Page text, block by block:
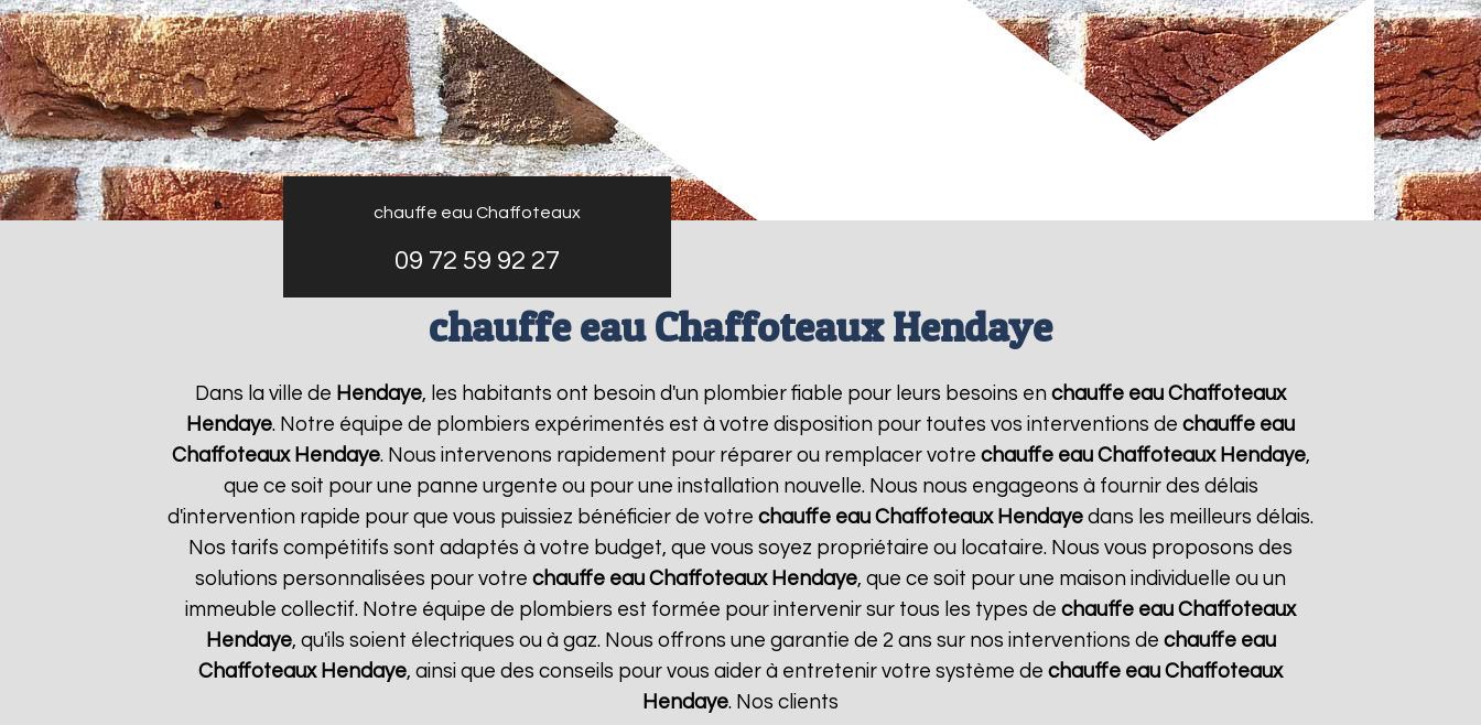
chauffe eau Chaffoteaux
09 72 59 92 27
chauffe eau Chaffoteaux Hendaye
Dans la ville de Hendaye, les habitants ont besoin d'un plombier fiable pour leurs besoins en chauffe eau Chaffoteaux
Hendaye. Notre équipe de plombiers expérimentés est à votre disposition pour toutes vos interventions de chauffe eau
Chaffoteaux Hendaye. Nous intervenons rapidement pour réparer ou remplacer votre chauffe eau Chaffoteaux Hendaye,
que ce soit pour une panne urgente ou pour une installation nouvelle. Nous nous engageons à fournir des délais
d'intervention rapide pour que vous puissiez bénéficier de votre chauffe eau Chaffoteaux Hendaye dans les meilleurs délais.
Nos tarifs compétitifs sont adaptés à votre budget, que vous soyez propriétaire ou locataire. Nous vous proposons des
solutions personnalisées pour votre chauffe eau Chaffoteaux Hendaye, que ce soit pour une maison individuelle ou un
immeuble collectif. Notre équipe de plombiers est formée pour intervenir sur tous les types de chauffe eau Chaffoteaux
Hendaye, qu'ils soient électriques ou à gaz. Nous offrons une garantie de 2 ans sur nos interventions de chauffe eau
Chaffoteaux Hendaye, ainsi que des conseils pour vous aider à entretenir votre système de chauffe eau Chaffoteaux
Hendaye. Nos clients